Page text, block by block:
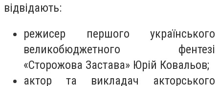
відвідають:
режисер першого українського
великобюджетного фентезі
«Сторожова Застава» Юрій Ковальов;
актор та викладач акторського